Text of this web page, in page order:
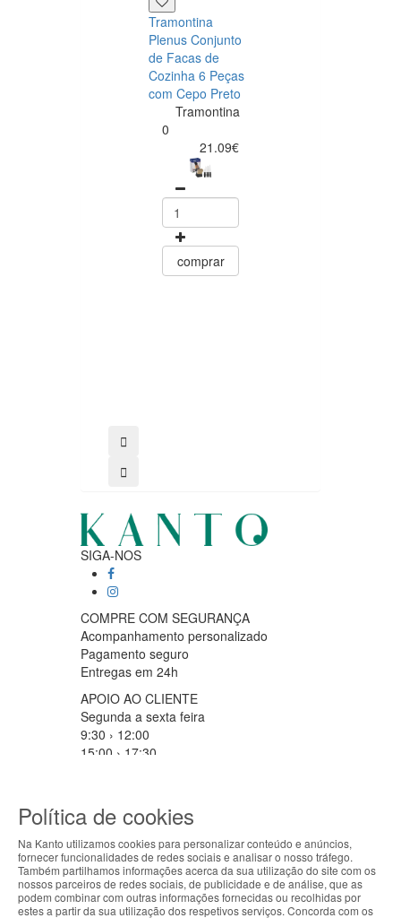
Tramontina
Plenus Conjunto
de Facas de
Cozinha 6 Peças
com Cepo Preto
Tramontina
0
21.09€
comprar
SIGA-NOS
COMPRE COM SEGURANÇA
Acompanhamento personalizado
Pagamento seguro
Entregas em 24h
APOIO AO CLIENTE
Segunda a sexta feira
9:30 › 12:00
15:00 › 17:30
MÉTODOS DE PAGAMENTO
ABOUT THE COOKIES
Kanto handles information about your visit using
Política de cookies
Na Kanto utilizamos cookies para personalizar conteúdo e anúncios,
fornecer funcionalidades de redes sociais e analisar o nosso tráfego.
Também partilhamos informações acerca da sua utilização do site com os
nossos parceiros de redes sociais, de publicidade e de análise, que as
podem combinar com outras informações fornecidas ou recolhidas por
estes a partir da sua utilização dos respetivos serviços. Concorda com os